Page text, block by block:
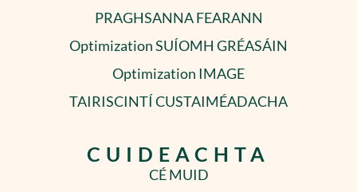
PRAGHSANNA FEARANN
Optimization SUÍOMH GRÉASÁIN
Optimization IMAGE
TAIRISCINTÍ CUSTAIMÉADACHA
CUIDEACHTA
CÉ MUID